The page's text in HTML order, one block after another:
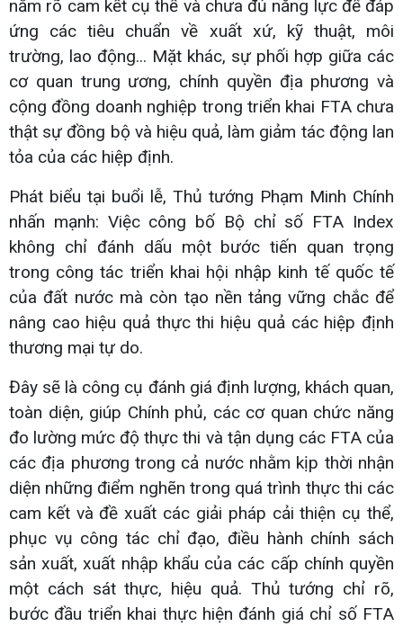
nắm rõ cam kết cụ thể và chưa đủ năng lực để đáp
ứng các tiêu chuẩn về xuất xứ, kỹ thuật, môi
trường, lao động... Mặt khác, sự phối hợp giữa các
cơ quan trung ương, chính quyền địa phương và
cộng đồng doanh nghiệp trong triển khai FTA chưa
thật sự đồng bộ và hiệu quả, làm giảm tác động lan
tỏa của các hiệp định.
Phát biểu tại buổi lễ, Thủ tướng Phạm Minh Chính
nhấn mạnh: Việc công bố Bộ chỉ số FTA Index
không chỉ đánh dấu một bước tiến quan trọng
trong công tác triển khai hội nhập kinh tế quốc tế
của đất nước mà còn tạo nền tảng vững chắc để
nâng cao hiệu quả thực thi hiệu quả các hiệp định
thương mại tự do.
Đây sẽ là công cụ đánh giá định lượng, khách quan,
toàn diện, giúp Chính phủ, các cơ quan chức năng
đo lường mức độ thực thi và tận dụng các FTA của
các địa phương trong cả nước nhằm kịp thời nhận
diện những điểm nghẽn trong quá trình thực thi các
cam kết và đề xuất các giải pháp cải thiện cụ thể,
phục vụ công tác chỉ đạo, điều hành chính sách
sản xuất, xuất nhập khẩu của các cấp chính quyền
một cách sát thực, hiệu quả. Thủ tướng chỉ rõ,
bước đầu triển khai thực hiện đánh giá chỉ số FTA